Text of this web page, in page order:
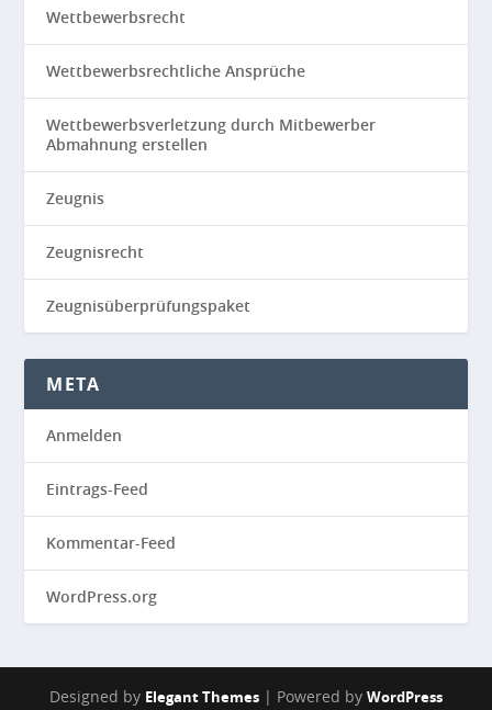
Wettbewerbsrecht
Wettbewerbsrechtliche Ansprüche
Wettbewerbsverletzung durch Mitbewerber
Abmahnung erstellen
Zeugnis
Zeugnisrecht
Zeugnisüberprüfungspaket
META
Anmelden
Eintrags-Feed
Kommentar-Feed
WordPress.org
Designed by Elegant Themes | Powered by WordPress